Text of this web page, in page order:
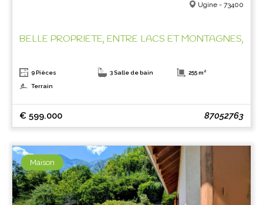
Ugine - 73400
BELLE PROPRIETE, ENTRE LACS ET MONTAGNES,
9 Pièces 3 Salle de bain 255 m²
Terrain
€ 599.000 87052763
Maison